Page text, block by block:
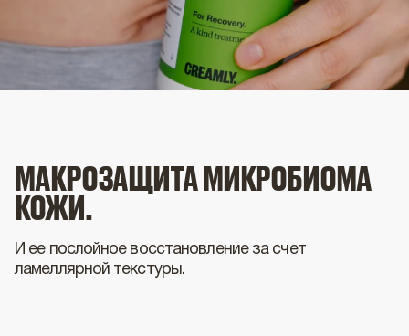
МАКРОЗАЩИТА МИКРОБИОМА
КОЖИ.
И ее послойное восстановление за счет
ламеллярной текстуры.